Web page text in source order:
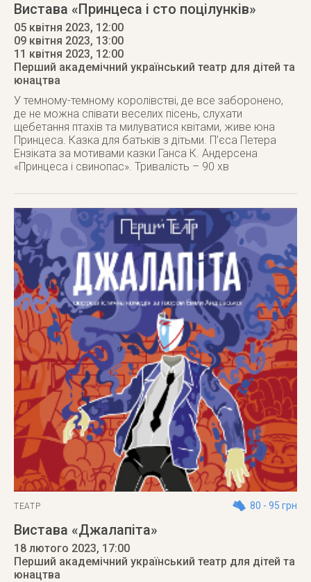
Вистава «Принцеса і сто поцілунків»
05 квітня 2023, 12:00
09 квітня 2023, 13:00
11 квітня 2023, 12:00
Перший академічний український театр для дітей та
юнацтва
У темному-темному королівстві, де все заборонено,
де не можна співати веселих пісень, слухати
щебетання птахів та милуватися квітами, живе юна
Принцеса. Казка для батьків з дітьми. П’єса Петера
Ензіката за мотивами казки Ганса К. Андерсена
«Принцеса і свинопас». Тривалість – 90 хв
ТЕАТР 80 - 95 грн
Вистава «Джалапіта»
18 лютого 2023, 17:00
Перший академічний український театр для дітей та
юнацтва